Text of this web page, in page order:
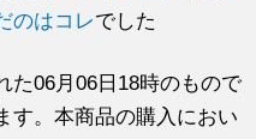
のはコレでした
た06月06日18時のもので
す。本商品の購入におい